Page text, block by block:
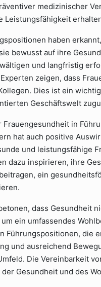
medizinischer
Leistungsfähigkeit
haben
bewusst auf ihre
und langfristig
zeigen, dass
Dies ist ein
Geschäftswelt
Frauengesundheit in
hat auch positive
und leistungsfähige
dazu inspirieren, ihre
ein
dass Gesundheit
ein umfassendes
Führungspositionen, die
und ausreichend
Die Vereinbarkeit
Gesundheit und des